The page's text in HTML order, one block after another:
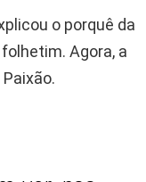
o porquê da
Agora, a